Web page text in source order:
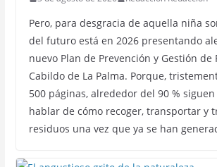
Pero, para desgracia de aquella niña
del futuro está en 2026 presentando
nuevo Plan de Prevención y Gestión de
Cabildo de La Palma. Porque,
500 páginas, alrededor del 90 %
hablar de cómo recoger, transportar y
residuos una vez que ya se han